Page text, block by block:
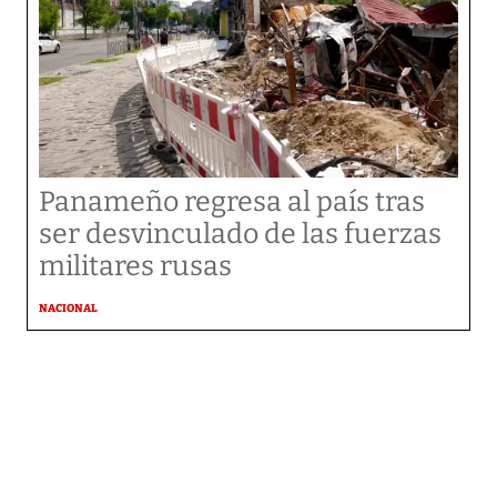
Panameño regresa al país tras
ser desvinculado de las fuerzas
militares rusas
NACIONAL